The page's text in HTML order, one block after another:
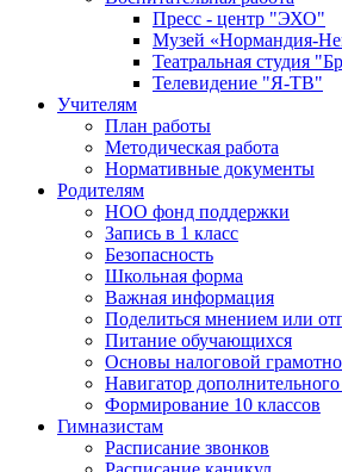
Пресс - центр "ЭХО"
Музей «Нормандия-
Театральная студия
Телевидение "Я-ТВ"
Учителям
План работы
Методическая работа
Нормативные документы
Родителям
НОО фонд поддержки
Запись в 1 класс
Безопасность
Школьная форма
Важная информация
Поделиться мнением или
Питание обучающихся
Основы налоговой
Навигатор
Формирование 10 классов
Гимназистам
Расписание звонков